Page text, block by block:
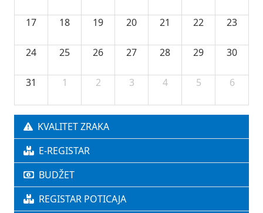
17 18 19 20 21 22 23
24 25 26 27 28 29 30
31 1 2 3 4 5 6
KVALITET ZRAKA
E-REGISTAR
BUDŽET
REGISTAR POTICAJA